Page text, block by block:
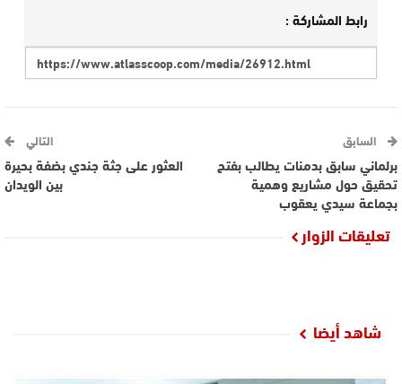
رابط المشاركة :
السابق
برلماني سابق بدمنات يطالب بفتح
تحقيق حول مشاريع وهمية
بجماعة سيدي يعقوب
التالي
العثور على جثة جندي بضفة بحيرة
بين الويدان
تعليقات الزوار
شاهد أيضا